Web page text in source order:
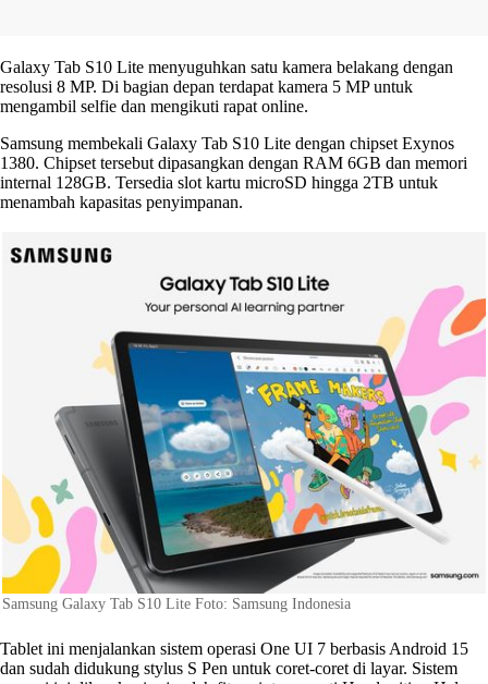
Galaxy Tab S10 Lite menyuguhkan satu kamera belakang dengan
resolusi 8 MP. Di bagian depan terdapat kamera 5 MP untuk
mengambil selfie dan mengikuti rapat online.
Samsung membekali Galaxy Tab S10 Lite dengan chipset Exynos
1380. Chipset tersebut dipasangkan dengan RAM 6GB dan memori
internal 128GB. Tersedia slot kartu microSD hingga 2TB untuk
menambah kapasitas penyimpanan.
Samsung Galaxy Tab S10 Lite Foto: Samsung Indonesia
Tablet ini menjalankan sistem operasi One UI 7 berbasis Android 15
dan sudah didukung stylus S Pen untuk coret-coret di layar. Sistem